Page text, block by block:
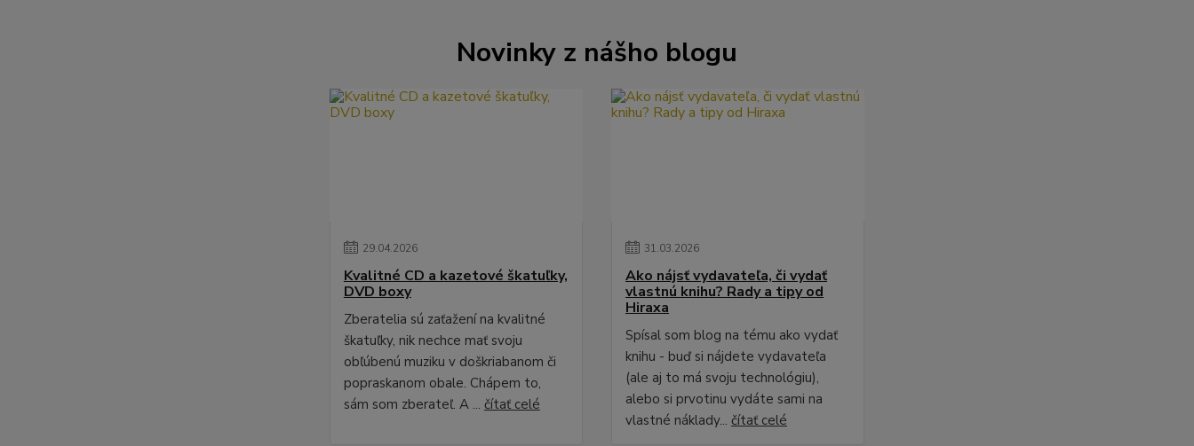
Novinky z nášho blogu
29.04.2026
Kvalitné CD a kazetové škatuľky,
DVD boxy
Zberatelia sú zaťažení na kvalitné
škatuľky, nik nechce mať svoju
obľúbenú muziku v doškriabanom či
popraskanom obale. Chápem to,
sám som zberateľ. A ... čítať celé
31.03.2026
Ako nájsť vydavateľa, či vydať
vlastnú knihu? Rady a tipy od
Hiraxa
Spísal som blog na tému ako vydať
knihu - buď si nájdete vydavateľa
(ale aj to má svoju technológiu),
alebo si prvotinu vydáte sami na
vlastné náklady... čítať celé